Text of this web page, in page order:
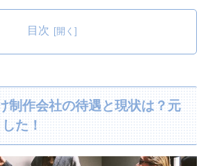
目次
制作会社の待遇と現状は？元
た！